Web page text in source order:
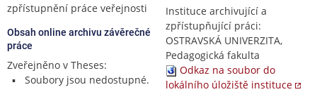
zpřístupnění práce veřejnosti
Obsah online archivu závěrečné
práce
Zveřejněno v Theses:
Soubory jsou nedostupné.
Instituce archivující a
zpřístupňující práci:
OSTRAVSKÁ UNIVERZITA,
Pedagogická fakulta
Odkaz na soubor do
lokálního úložiště instituce